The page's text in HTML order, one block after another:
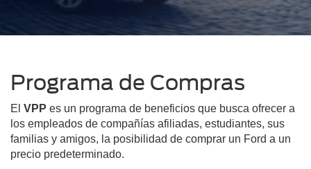
Programa de Compras
El VPP es un programa de beneficios que busca ofrecer a
los empleados de compañías afiliadas, estudiantes, sus
familias y amigos, la posibilidad de comprar un Ford a un
precio predeterminado.